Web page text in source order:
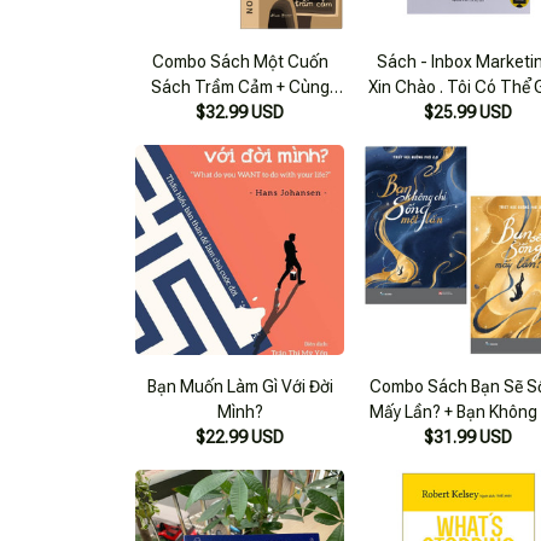
Combo Sách Một Cuốn
Sách Trầm Cảm + Cùng
Bạn Trưởng Thành (bộ 2
$32.99 USD
Sách - Inbox
Xin Chào . Tôi Có Thể
Gì Cho Bạn ?
$25.99 USD
Bạn Muốn Làm Gì Với Đời
Mình?
$22.99 USD
Combo Sách Bạn Sẽ
Mấy Lần? + Bạn
Sống Một Lần (Bộ 2
$31.99 USD